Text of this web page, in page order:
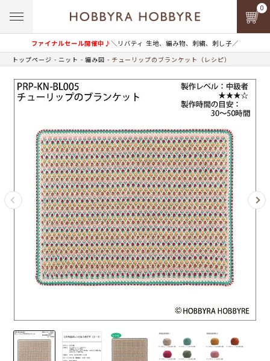
ファイナルセール開催中♪＼リバティ 生地、編み物、刺繍、刺し子／
0
トップページ ニット 編み図 チューリップのブランケット（レシピ）